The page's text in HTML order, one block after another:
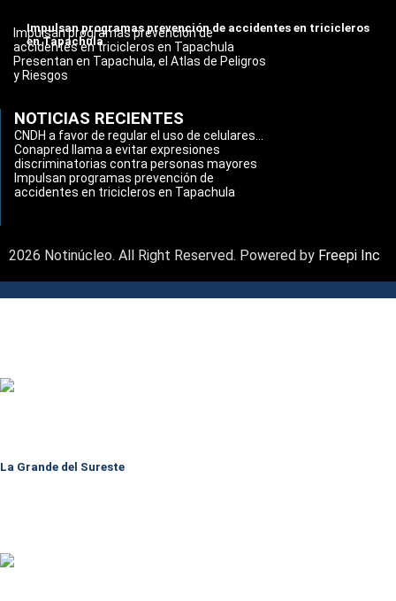
Impulsan programas prevención de accidentes en tricicleros
en Tapachula
Impulsan programas prevención de
accidentes en tricicleros en Tapachula
Presentan en Tapachula, el Atlas de Peligros
y Riesgos
NOTICIAS RECIENTES
CNDH a favor de regular el uso de celulares...
Conapred llama a evitar expresiones
discriminatorias contra personas mayores
Impulsan programas prevención de
accidentes en tricicleros en Tapachula
2026 Notinúcleo. All Right Reserved. Powered by Freepi Inc
La Grande del Sureste